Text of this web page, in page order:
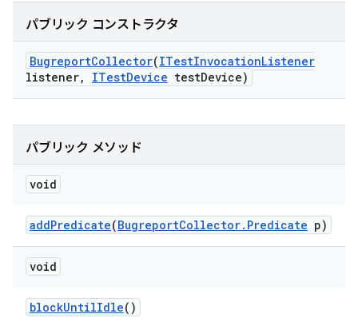
パブリック コンストラクタ
BugreportCollector(ITestInvocationListener
listener, ITestDevice testDevice)
パブリック メソッド
void
addPredicate(BugreportCollector. Predicate p)
void
blockUntilIdle()